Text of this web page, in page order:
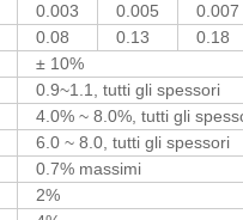
0.003 0.005
0.007
0.08 0.13
0.18
± 10%
0.9~1.1, tutti gli spessori
4.0% ~ 8.0%, tutti gli
6.0 ~ 8.0, tutti gli spessori
0.7% massimi
2%